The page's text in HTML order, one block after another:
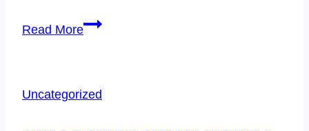
Read MorePEMBELI
DI
Uncategorized